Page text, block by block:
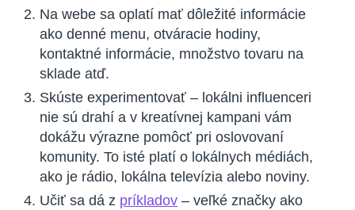
Na webe sa oplatí mať dôležité informácie
ako denné menu, otváracie hodiny,
kontaktné informácie, množstvo tovaru na
sklade atď.
Skúste experimentovať – lokálni influenceri
nie sú drahí a v kreatívnej kampani vám
dokážu výrazne pomôcť pri oslovovaní
komunity. To isté platí o lokálnych médiách,
ako je rádio, lokálna televízia alebo noviny.
Učiť sa dá z príkladov – veľké značky ako